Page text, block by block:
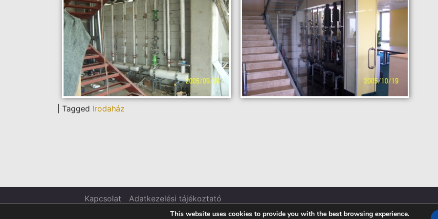
Tagged Irodaház
Kapcsolat
Adatkezelési tájékoztató
This website uses cookies to provide you with the best browsing experience.